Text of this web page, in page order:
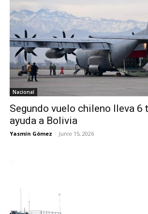
Nacional
Segundo vuelo chileno lleva 6
ayuda a Bolivia
Yasmín Gómez - Junio 15, 2026